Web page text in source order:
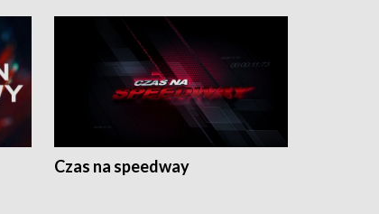
Czas na speedway